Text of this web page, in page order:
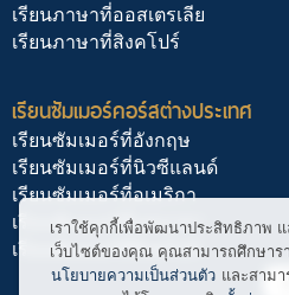
เรียนภาษาที่ออสเตรเลีย
เรียนภาษาที่สิงคโปร์
เรียนซัมเมอร์คอร์สต่างประเทศ
เรียนซัมเมอร์ที่อังกฤษ
เรียนซัมเมอร์ที่นิวซีแลนด์
เรียนซัมเมอร์ที่อเมริกา
เรียนซัมเมอร์ที่แคนาดา
เรียนซัมเมอร์ที่สิงคโปร์
เราใช้คุกกี้เพื่อพัฒนาประสิทธิภาพ
เว็บไซต์ของคุณ คุณสามารถศึกษาร
นโยบายความเป็นส่วนตัว และสาม